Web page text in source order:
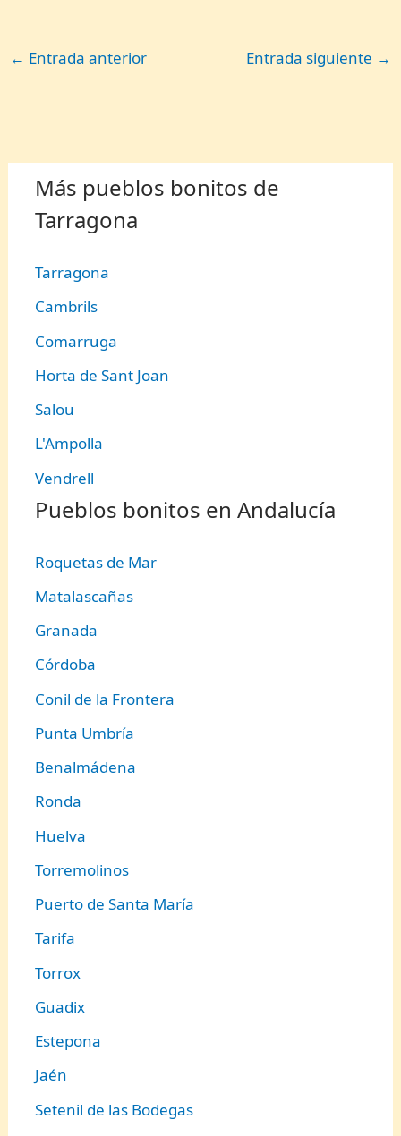
← Entrada anterior Entrada siguiente →
Más pueblos bonitos de
Tarragona
Tarragona
Cambrils
Comarruga
Horta de Sant Joan
Salou
L'Ampolla
Vendrell
Pueblos bonitos en Andalucía
Roquetas de Mar
Matalascañas
Granada
Córdoba
Conil de la Frontera
Punta Umbría
Benalmádena
Ronda
Huelva
Torremolinos
Puerto de Santa María
Tarifa
Torrox
Guadix
Estepona
Jaén
Setenil de las Bodegas